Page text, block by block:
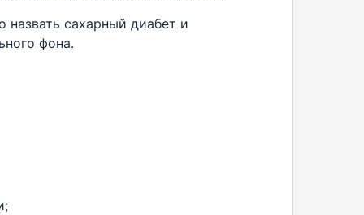
сахарный диабет и
фона.